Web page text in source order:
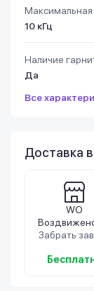
Максимальная
10 кГц
Наличие
Да
Все
Доставка в
WO
Забрать